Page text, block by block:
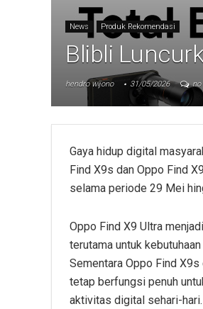
News Produk Rekomendasi
Blibli
hendro wijono 31/05/2026 no
Gaya hidup digital
Find X9s dan Oppo Find
selama periode 29 Mei
Oppo Find X9 Ultra
terutama untuk
Sementara Oppo Find
tetap berfungsi penuh
aktivitas digital sehari-hari.